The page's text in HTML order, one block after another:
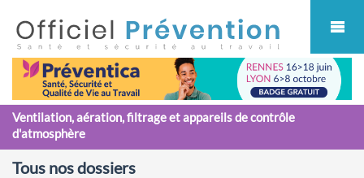
Ventilation, aération, filtrage et appareils de contrôle
d'atmosphère
Tous nos dossiers